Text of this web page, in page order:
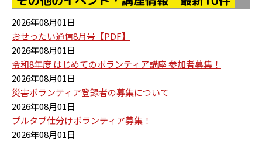
2026年08月01日
おせったい通信8月号【PDF】
2026年08月01日
令和8年度 はじめてのボランティア講座 参加者募集！
2026年08月01日
災害ボランティア登録者の募集について
2026年08月01日
プルタブ仕分けボランティア募集！
2026年08月01日